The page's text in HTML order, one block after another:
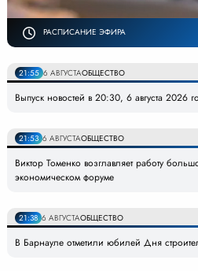
РАСПИСАНИЕ ЭФИРА
21:55 6 АВГУСТАОБЩЕСТВО
Выпуск новостей в 20:30, 6 августа 2026
21:53 6 АВГУСТАОБЩЕСТВО
Виктор Томенко возглавляет работу
экономическом форуме
21:38 6 АВГУСТАОБЩЕСТВО
В Барнауле отметили юбилей Дня